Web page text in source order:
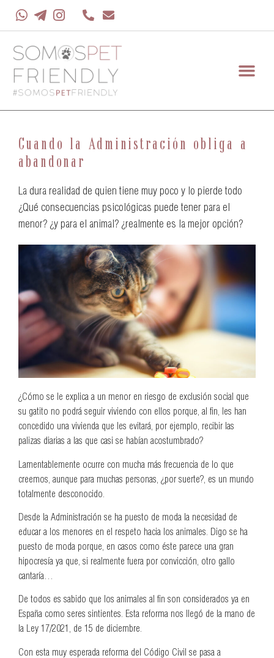
Cuando la Administración obliga a
abandonar
La dura realidad de quien tiene muy poco y lo pierde todo
¿Qué consecuencias psicológicas puede tener para el
menor? ¿y para el animal? ¿realmente es la mejor opción?
¿Cómo se le explica a un menor en riesgo de exclusión social que
su gatito no podrá seguir viviendo con ellos porque, al fin, les han
concedido una vivienda que les evitará, por ejemplo, recibir las
palizas diarias a las que casi se habían acostumbrado?
Lamentablemente ocurre con mucha más frecuencia de lo que
creemos, aunque para muchas personas, ¿por suerte?, es un mundo
totalmente desconocido.
Desde la Administración se ha puesto de moda la necesidad de
educar a los menores en el respeto hacia los animales. Digo se ha
puesto de moda porque, en casos como éste parece una gran
hipocresía ya que, si realmente fuera por convicción, otro gallo
cantaría…
De todos es sabido que los animales al fin son considerados ya en
España como seres sintientes. Esta reforma nos llegó de la mano de
la Ley 17/2021, de 15 de diciembre.
Con esta muy esperada reforma del Código Civil se pasa a